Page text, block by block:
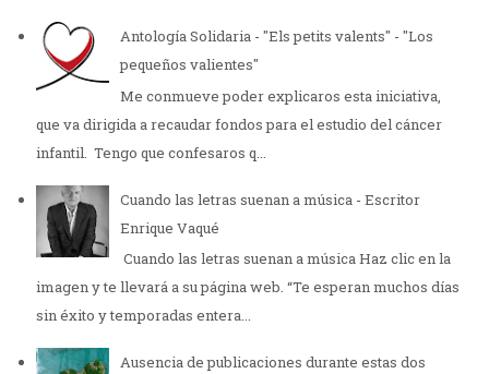
Antología Solidaria - "Els petits valents" - "Los
pequeños valientes"
Me conmueve poder explicaros esta iniciativa,
que va dirigida a recaudar fondos para el estudio del cáncer
infantil. Tengo que confesaros q...
Cuando las letras suenan a música - Escritor
Enrique Vaqué
Cuando las letras suenan a música Haz clic en la
imagen y te llevará a su página web. “Te esperan muchos días
sin éxito y temporadas entera...
Ausencia de publicaciones durante estas dos